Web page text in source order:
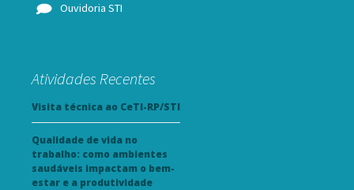
Ouvidoria STI
Atividades Recentes
Visita técnica ao CeTI-RP/STI
Qualidade de vida no
trabalho: como ambientes
saudáveis impactam o bem-
estar e a produtividade